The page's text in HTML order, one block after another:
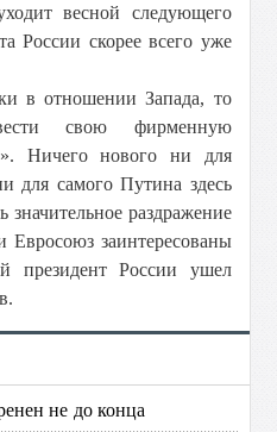
весной следующего
России скорее всего уже
в отношении Запада, то
свою фирменную
Ничего нового ни для
для самого Путина здесь
значительное раздражение
заинтересованы
России ушел
не до конца